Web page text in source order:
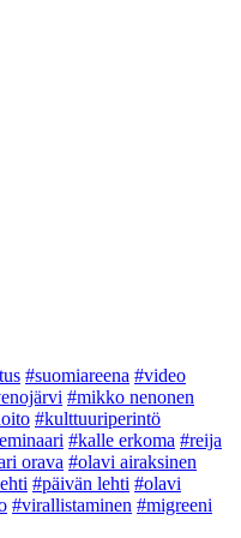
#suomiareena #video
#mikko nenonen
#kulttuuriperintö
#kalle erkoma #reija
orava #olavi airaksinen
#päivän lehti #olavi
#virallistaminen #migreeni